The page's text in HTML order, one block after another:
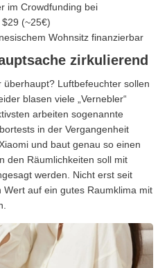
im Crowdfunding bei
(~25€)
Wohnsitz finanzierbar
zirkulierend
Luft­befeuchter sollen
blasen viele „Vernebler“
arbeiten sogenannte
in der Vergangenheit
und baut genau so einen
den Räumlichkeiten soll mit
werden. Nicht erst seit
auf ein gutes Raumklima mit